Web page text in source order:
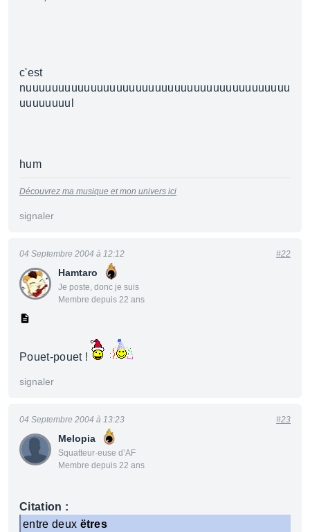
c'est
nuuuuuuuuuuuuuuuuuuuuuuuuuuuuuuuuuuuuuuuuu
uuuuuuuul
hum
Découvrez ma musique et mon univers ici
signaler
Hamtaro
Je poste, donc je suis
Membre depuis 22 ans
04 Septembre 2004 à 12:12 #22
Pouet-pouet !
signaler
Melopia
Squatteur·euse d’AF
Membre depuis 22 ans
04 Septembre 2004 à 13:23 #23
Citation :
entre deux ëtres